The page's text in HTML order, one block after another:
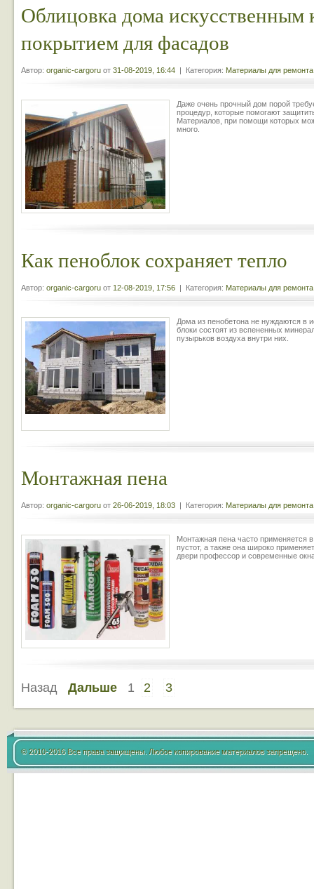
Облицовка дома искусственным
покрытием для фасадов
Автор: organic-cargoru от 31-08-2019, 16:44 | Категория: Материалы для ремонта
Даже очень прочный дом порой
процедур, которые помогают
Материалов, при помощи которых
много.
Как пеноблок сохраняет тепло
Автор: organic-cargoru от 12-08-2019, 17:56 | Категория: Материалы для ремонта
Дома из пенобетона не нуждаются в
блоки состоят из вспененных
пузырьков воздуха внутри них.
Монтажная пена
Автор: organic-cargoru от 26-06-2019, 18:03 | Категория: Материалы для ремонта
Монтажная пена часто применяется
пустот, а также она широко
двери профессор и современные
Назад Дальше 1 2 3
© 2010-2016 Все права защищены. Любое копирование материалов запрещено.